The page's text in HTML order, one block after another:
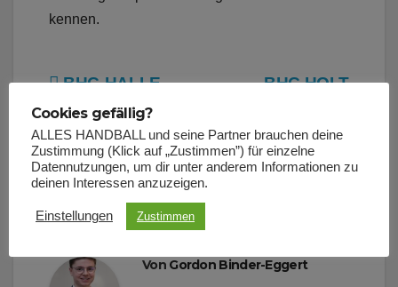
kennen.
BeitragsnavigationBHC HOLT
SCHWEDEN INS
BERGISCHE
BHC-HALLE
WIRD IN
SOLINGEN
GEBAUT
Von Gordon Binder-Eggert
Cookies gefällig?
ALLES HANDBALL und seine Partner brauchen deine
Zustimmung (Klick auf „Zustimmen”) für einzelne
Datennutzungen, um dir unter anderem Informationen zu
deinen Interessen anzuzeigen.
Einstellungen Zustimmen